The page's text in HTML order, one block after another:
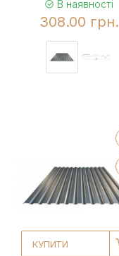
В наявності
308.00 грн.
КУПИТИ